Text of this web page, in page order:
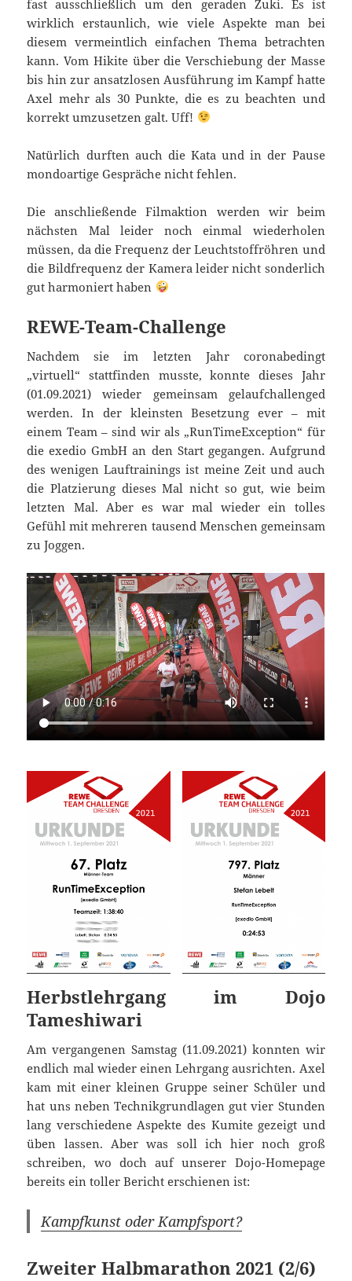
fast ausschließlich um den geraden Zuki. Es ist
wirklich erstaunlich, wie viele Aspekte man bei
diesem vermeintlich einfachen Thema betrachten
kann. Vom Hikite über die Verschiebung der Masse
bis hin zur ansatzlosen Ausführung im Kampf hatte
Axel mehr als 30 Punkte, die es zu beachten und
korrekt umzusetzen galt. Uff!
Natürlich durften auch die Kata und in der Pause
mondoartige Gespräche nicht fehlen.
Die anschließende Filmaktion werden wir beim
nächsten Mal leider noch einmal wiederholen
müssen, da die Frequenz der Leuchtstoffröhren und
die Bildfrequenz der Kamera leider nicht sonderlich
gut harmoniert haben
REWE-Team-Challenge
Nachdem sie im letzten Jahr coronabedingt
„virtuell“ stattfinden musste, konnte dieses Jahr
(01.09.2021) wieder gemeinsam gelaufchallenged
werden. In der kleinsten Besetzung ever – mit
einem Team – sind wir als „RunTimeException“ für
die exedio GmbH an den Start gegangen. Aufgrund
des wenigen Lauftrainings ist meine Zeit und auch
die Platzierung dieses Mal nicht so gut, wie beim
letzten Mal. Aber es war mal wieder ein tolles
Gefühl mit mehreren tausend Menschen gemeinsam
zu Joggen.
Herbstlehrgang im Dojo
Tameshiwari
Am vergangenen Samstag (11.09.2021) konnten wir
endlich mal wieder einen Lehrgang ausrichten. Axel
kam mit einer kleinen Gruppe seiner Schüler und
hat uns neben Technikgrundlagen gut vier Stunden
lang verschiedene Aspekte des Kumite gezeigt und
üben lassen. Aber was soll ich hier noch groß
schreiben, wo doch auf unserer Dojo-Homepage
bereits ein toller Bericht erschienen ist:
Kampfkunst oder Kampfsport?
Zweiter Halbmarathon 2021 (2/6)